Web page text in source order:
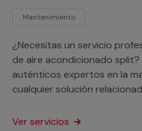
Mantenimiento
¿Necesitas un servicio
de aire acondicionado
auténticos expertos en la
cualquier solución
comerciales.
Ver servicios